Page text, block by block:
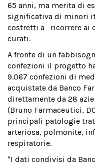
65 anni, ma merita di
significativa di minori
costretti a ricorrere ai
curati.
A fronte di un
confezioni il progetto
9.067 confezioni di
acquistate da Banco
direttamente da 28
(Bruno Farmaceutici,
principali patologie
arteriosa, polmonite,
respiratorie.
"I dati condivisi da